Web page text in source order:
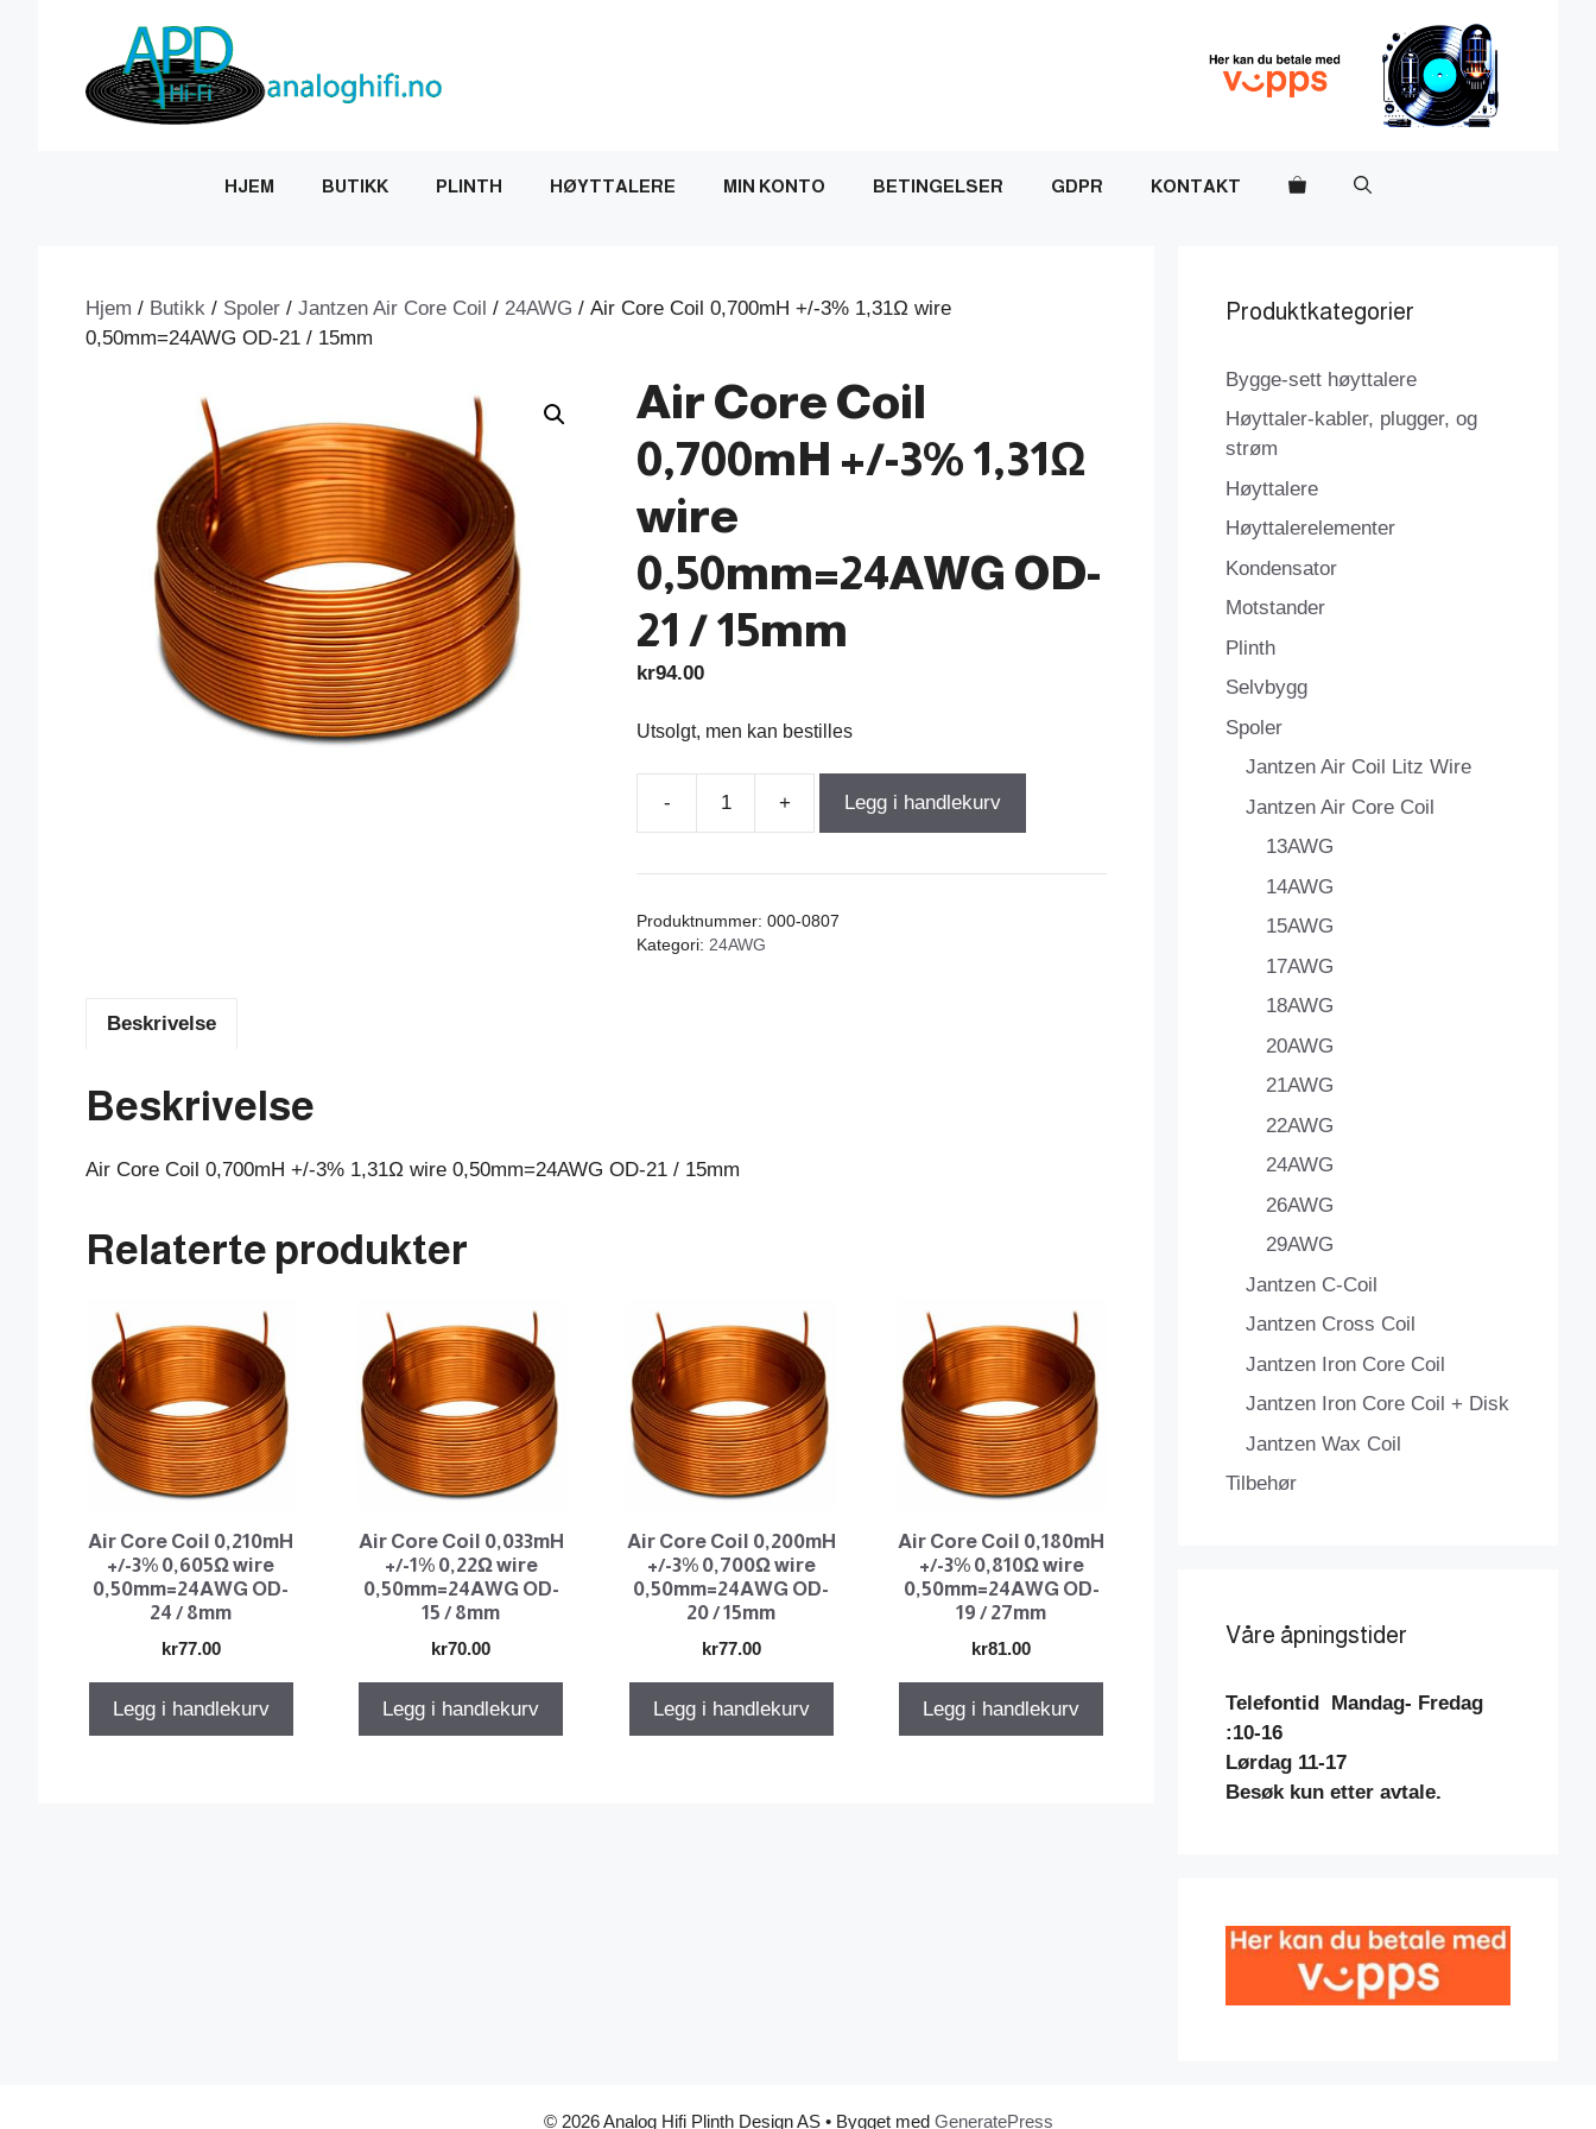
HJEM BUTIKK PLINTH HØYTTALERE MIN KONTO BETINGELSER GDPR KONTAKT
Hjem / Butikk / Spoler / Jantzen Air Core Coil / 24AWG / Air Core Coil 0,700mH +/-3% 1,31Ω wire
0,50mm=24AWG OD-21 / 15mm
Air Core Coil
0,700mH +/-3% 1,31Ω
wire
0,50mm=24AWG OD-
21 / 15mm
kr94.00
Utsolgt, men kan bestilles
-
Coil
+/-3%
antall
+ Legg i handlekurv
Produktnummer:000-0807
Kategori: 24AWG
Beskrivelse
Beskrivelse
Air Core Coil 0,700mH +/-3% 1,31Ω wire 0,50mm=24AWG OD-21 / 15mm
Relaterte produkter
Air Core Coil 0,210mH
+/-3% 0,605Ω wire
0,50mm=24AWG OD-
24 / 8mm
kr77.00
Legg i handlekurv
Air Core Coil 0,033mH
+/-1% 0,22Ω wire
0,50mm=24AWG OD-
15 / 8mm
kr70.00
Legg i handlekurv
Air Core Coil 0,200mH
+/-3% 0,700Ω wire
0,50mm=24AWG OD-
20 / 15mm
kr77.00
Legg i handlekurv
Air Core Coil 0,180mH
+/-3% 0,810Ω wire
0,50mm=24AWG OD-
19 / 27mm
kr81.00
Legg i handlekurv
Produktkategorier
Bygge-sett høyttalere
Høyttaler-kabler, plugger, og
strøm
Høyttalere
Høyttalerelementer
Kondensator
Motstander
Plinth
Selvbygg
Spoler
Jantzen Air Coil Litz Wire
Jantzen Air Core Coil
13AWG
14AWG
15AWG
17AWG
18AWG
20AWG
21AWG
22AWG
24AWG
26AWG
29AWG
Jantzen C-Coil
Jantzen Cross Coil
Jantzen Iron Core Coil
Jantzen Iron Core Coil + Disk
Jantzen Wax Coil
Tilbehør
Våre åpningstider
Telefontid Mandag- Fredag
:10-16
Lørdag 11-17
Besøk kun etter avtale.
© 2026 Analog Hifi Plinth Design AS• Bygget med GeneratePress